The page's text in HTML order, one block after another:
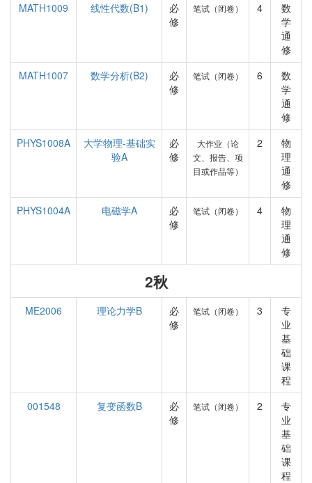
MATH1009
线性代数(B1)
必
修
笔试（闭卷） 4
数
学
通
修
MATH1007
数学分析(B2)
必
修
笔试（闭卷） 6
数
学
通
修
PHYS1008A
大学物理-基础实
验A
必
修
大作业（论
文、报告、项
目或作品等）
2
物
理
通
修
PHYS1004A
电磁学A
必
修
笔试（闭卷） 4
物
理
通
修
2秋
ME2006 理论力学B
必
修
笔试（闭卷） 3
专
业
基
础
课
程
001548
复变函数B
必
修
笔试（闭卷） 2
专
业
基
础
课
程